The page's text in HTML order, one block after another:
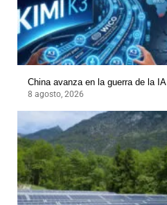
China avanza en la guerra de la IA
8 agosto, 2026